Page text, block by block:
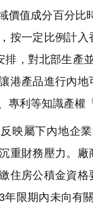
價值成分百分比
按一定比例計
排，對北部生產
港產品進行內地
專利等知識產權
映屬下內地企
重財務壓力。
住房公積金資
年限期內未向有